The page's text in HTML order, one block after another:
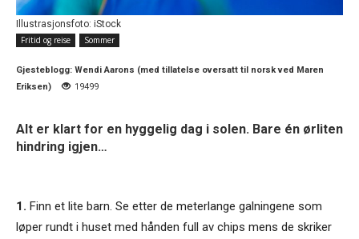
Illustrasjonsfoto: iStock
Fritid og reise
Sommer
Gjesteblogg: Wendi Aarons (med tillatelse oversatt til norsk ved Maren
Eriksen)
19499
Alt er klart for en hyggelig dag i solen. Bare én ørliten
hindring igjen…
1. Finn et lite barn. Se etter de meterlange galningene som
løper rundt i huset med hånden full av chips mens de skriker